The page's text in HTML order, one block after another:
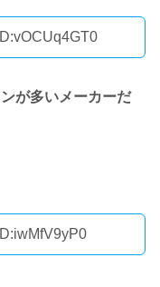
ID:vOCUq4GT0
が多いメーカーだ
ID:iwMfV9yP0